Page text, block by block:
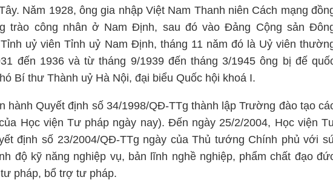
Nǎm 1928, ông gia nhập Việt Nam Thanh niên Cách mạng
trào công nhân ở Nam Định, sau đó vào Đảng Cộng sản
uỷ viên Tỉnh uỷ Nam Định, tháng 11 nǎm đó là Uỷ viên
đến 1936 và từ tháng 9/1939 đến tháng 3/1945 ông bị đế
Bí thư Thành uỷ Hà Nội, đại biểu Quốc hội khoá I.
hành Quyết định số 34/1998/QĐ-TTg thành lập Trường đào tạo
Học viện Tư pháp ngày nay). Đến ngày 25/2/2004, Học viện
định số 23/2004/QĐ-TTg ngày của Thủ tướng Chính phủ với
độ kỹ năng nghiệp vụ, bản lĩnh nghề nghiệp, phẩm chất đạo
pháp, bổ trợ tư pháp.